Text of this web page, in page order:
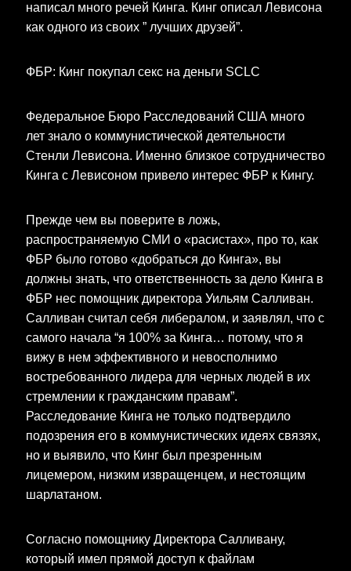
написал много речей Кинга. Кинг описал Левисона
как одного из своих ” лучших друзей”.
ФБР: Кинг покупал секс на деньги SCLC
Федеральное Бюро Расследований США много
лет знало о коммунистической деятельности
Стенли Левисона. Именно близкое сотрудничество
Кинга с Левисоном привело интерес ФБР к Кингу.
Прежде чем вы поверите в ложь,
распространяемую СМИ о «расистах», про то, как
ФБР было готово «добраться до Кинга», вы
должны знать, что ответственность за дело Кинга в
ФБР нес помощник директора Уильям Салливан.
Салливан считал себя либералом, и заявлял, что с
самого начала “я 100% за Кинга… потому, что я
вижу в нем эффективного и невосполнимо
востребованного лидера для черных людей в их
стремлении к гражданским правам”.
Расследование Кинга не только подтвердило
подозрения его в коммунистических идеях связях,
но и выявило, что Кинг был презренным
лицемером, низким извращенцем, и нестоящим
шарлатаном.
Согласно помощнику Директора Салливану,
который имел прямой доступ к файлам